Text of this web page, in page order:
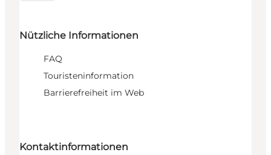
Nützliche Informationen
FAQ
Touristeninformation
Barrierefreiheit im Web
Kontaktinformationen